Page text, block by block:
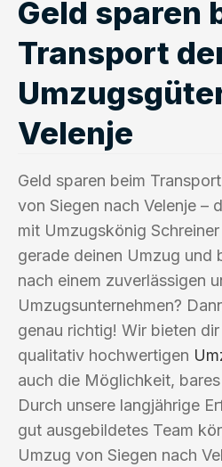
Geld sparen
Transport
Velenje
Geld sparen beim
von Siegen nach Velenje –
mit Umzugskönig
gerade deinen Umzug und
nach einem zuverlässigen
Umzugsunternehmen?
genau richtig! Wir bieten
qualitativ hochwertigen
auch die Möglichkeit,
Durch unsere langjährige
gut ausgebildetes Team
Umzug von Siegen nach